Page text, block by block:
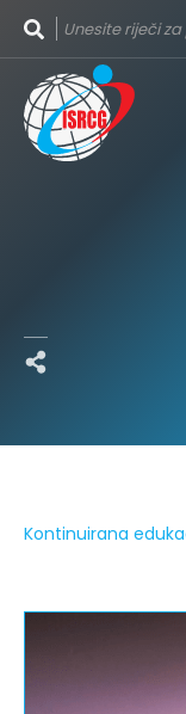
Kontinuirana